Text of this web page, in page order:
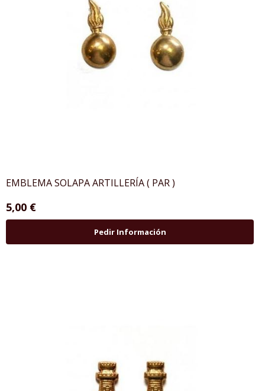
EMBLEMA SOLAPA ARTILLERÍA ( PAR )
5,00 €
Pedir Información